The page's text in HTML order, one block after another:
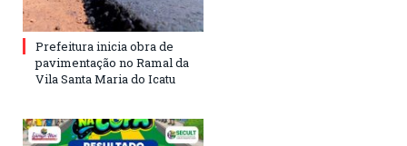
Prefeitura inicia obra de
pavimentação no Ramal da
Vila Santa Maria do Icatu